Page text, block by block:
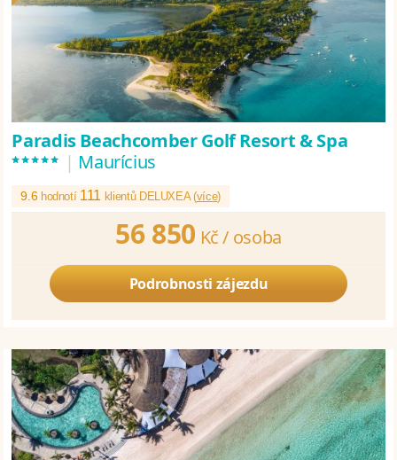
Paradis Beachcomber Golf Resort & Spa
***** | Maurícius
9.6 hodnotí 111 klientů DELUXEA (více)
56 850 Kč / osoba
Podrobnosti zájezdu